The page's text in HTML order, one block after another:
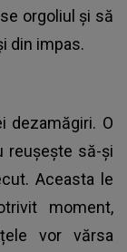
orgoliul și să
din impas.
dezamăgiri. O
reușește să-și
Aceasta le
moment,
vor vărsa